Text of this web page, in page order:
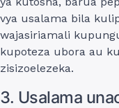
vya usalama bila
wajasiriamali
kupoteza ubora au
zisizoelezeka.
3. Usalama